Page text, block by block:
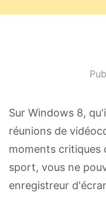
Sur Windows 8,
réunions de
moments critiques
sport, vous ne
enregistreur